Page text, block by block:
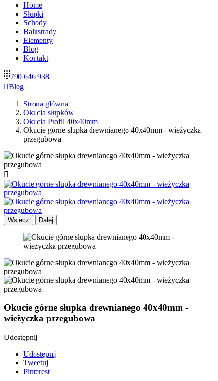
Home
Słupki
Schody
Balustrady
Elementy
Blog
Kontakt
790 646 938
Blog
Strona główna
Okucia słupków
Okucia Profil 40x40mm
Okucie górne słupka drewnianego 40x40mm - wieżyczka
przegubowa

Wstecz Dalej
Okucie górne słupka drewnianego 40x40mm -
wieżyczka przegubowa
Udostępnij
Udostępnij
Tweetuj
Pinterest